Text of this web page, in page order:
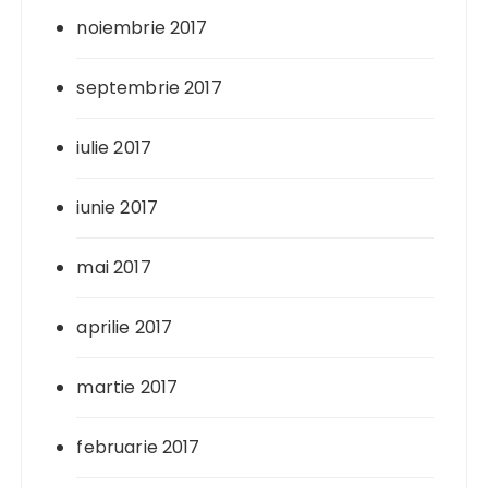
noiembrie 2017
septembrie 2017
iulie 2017
iunie 2017
mai 2017
aprilie 2017
martie 2017
februarie 2017